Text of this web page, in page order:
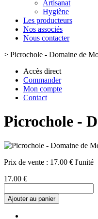
Artisanat
Hygiène
Les producteurs
Nos associés
Nous contacter
> Picrochole - Domaine de
Accès direct
Commander
Mon compte
Contact
Picrochole -
Prix de vente : 17.00 € l'unité
17.00 €
Ajouter au panier